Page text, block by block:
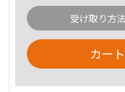
受け取り方
カー